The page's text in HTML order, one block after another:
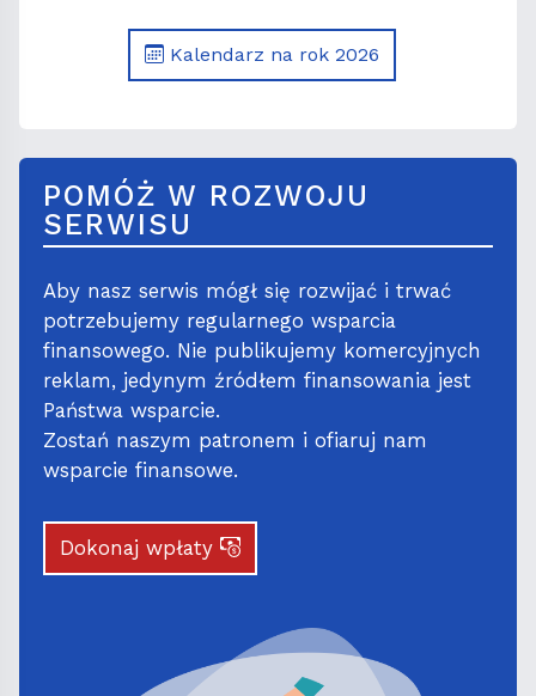
Kalendarz na rok 2026
POMÓŻ W ROZWOJU
SERWISU
Aby nasz serwis mógł się rozwijać i trwać
potrzebujemy regularnego wsparcia
finansowego. Nie publikujemy komercyjnych
reklam, jedynym źródłem finansowania jest
Państwa wsparcie.
Zostań naszym patronem i ofiaruj nam
wsparcie finansowe.
Dokonaj wpłaty